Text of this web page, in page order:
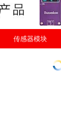
传感器模块